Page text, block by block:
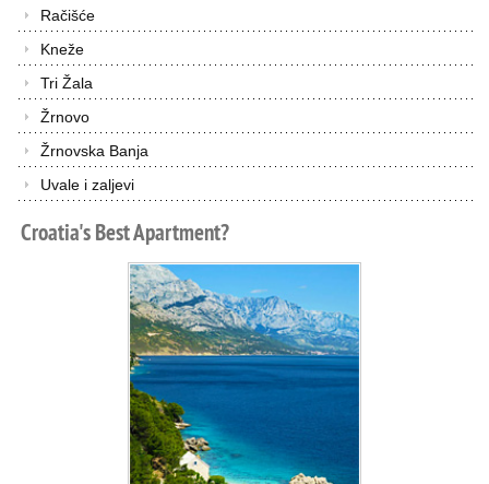
Račišće
Kneže
Tri Žala
Žrnovo
Žrnovska Banja
Uvale i zaljevi
Croatia'sBestApartment?